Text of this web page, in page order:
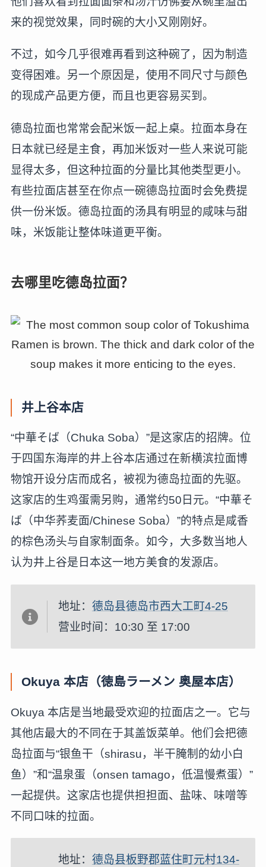
来的视觉效果，同时碗的大小又刚刚好。
不过，如今几乎很难再看到这种碗了，因为制造
变得困难。另一个原因是，使用不同尺寸与颜色
的现成产品更方便，而且也更容易买到。
德岛拉面也常常会配米饭一起上桌。拉面本身在
日本就已经是主食，再加米饭对一些人来说可能
显得太多，但这种拉面的分量比其他类型更小。
有些拉面店甚至在你点一碗德岛拉面时会免费提
供一份米饭。德岛拉面的汤具有明显的咸味与甜
味，米饭能让整体味道更平衡。
去哪里吃德岛拉面？
井上谷本店
“中華そば（Chuka Soba）”是这家店的招牌。位
于四国东海岸的井上谷本店通过在新横滨拉面博
物馆开设分店而成名，被视为德岛拉面的先驱。
这家店的生鸡蛋需另购，通常约50日元。“中華そ
ば（中华荞麦面/Chinese Soba）”的特点是咸香
的棕色汤头与自家制面条。如今，大多数当地人
认为井上谷是日本这一地方美食的发源店。
地址： 德岛县德岛市西大工町4-25
营业时间：10:30 至 17:00
Okuya 本店（徳島ラーメン 奥屋本店）
Okuya 本店是当地最受欢迎的拉面店之一。它与
其他店最大的不同在于其盖饭菜单。他们会把德
岛拉面与“银鱼干（shirasu，半干腌制的幼小白
鱼）”和“温泉蛋（onsen tamago，低温慢煮蛋）”
一起提供。这家店也提供担担面、盐味、味噌等
不同口味的拉面。
地址： 德岛县板野郡蓝住町元村134-